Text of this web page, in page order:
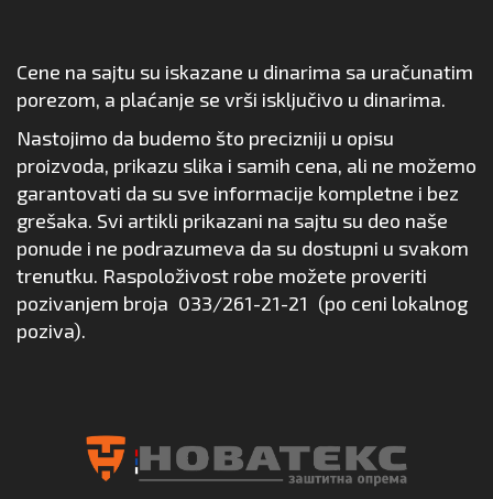
Cene na sajtu su iskazane u dinarima sa uračunatim
porezom, a plaćanje se vrši isključivo u dinarima.
Nastojimo da budemo što precizniji u opisu
proizvoda, prikazu slika i samih cena, ali ne možemo
garantovati da su sve informacije kompletne i bez
grešaka. Svi artikli prikazani na sajtu su deo naše
ponude i ne podrazumeva da su dostupni u svakom
trenutku. Raspoloživost robe možete proveriti
pozivanjem broja 033/261-21-21 (po ceni lokalnog
poziva).